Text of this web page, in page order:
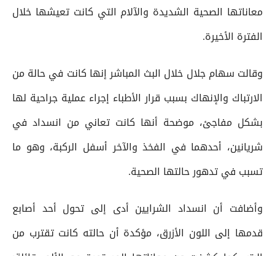
معاناتها الصحية الشديدة والآلام التي كانت تعيشها خلال
الفترة الأخيرة.
وقالت سهام جلال خلال البث المباشر إنها كانت في حالة من
الارتباك والإنهاك بسبب قرار الأطباء إجراء عملية جراحية لها
بشكل مفاجئ، موضحة أنها كانت تعاني من انسداد في
شريانين، أحدهما في الفخذ والآخر أسفل الركبة، وهو ما
تسبب في تدهور حالتها الصحية.
وأضافت أن انسداد الشرايين أدى إلى تحول أحد أصابع
قدمها إلى اللون الأزرق، مؤكدة أن حالته كانت تقترب من